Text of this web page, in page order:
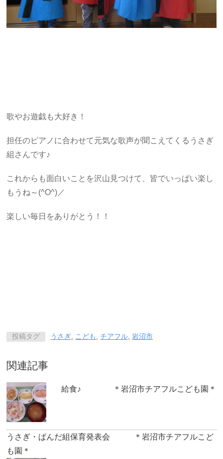
歌やお遊戯も大好き！
担任のピアノに合わせて元気な歌声が聞こえてくるうさぎ
組さんです♪
これからも面白いことを沢山見つけて、皆でいっぱい楽し
もうね～(^O^)／
楽しい毎日をありがとう！！
投稿タグ うさぎ, こども ,チアフル,岩沼市
関連記事
給食♪ ＊岩沼市チアフルこども園＊
うさぎ・ぱんだ組保育発表会 ＊岩沼市チアフルこど
も園＊